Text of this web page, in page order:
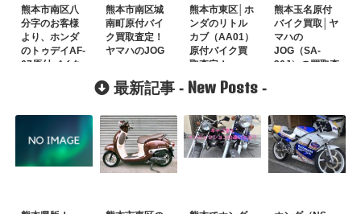
熊本市南区八
分字のお客様
より、ホンダ
のトゥデイAF-
67原付バイク
熊本市南区城
南町原付バイ
ク買取査定！
ヤマハのJOG
熊本市東区│ホ
ンダのリトル
カブ（AA01）
原付バイク買
取査定！
熊本玉名原付
バイク買取│ヤ
マハの
JOG（SA-
36J）の買取査
最新記事 - New Posts -